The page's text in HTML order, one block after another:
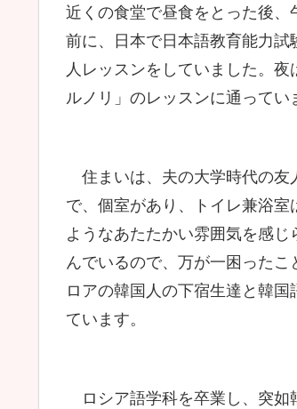
近くの食堂で昼食をとった後、
前に、日本で日本語教育能力
人レッスンをしていました。
ルノリ」のレッスンに通ってい
住まいは、夫の大学時代の友
で、個室があり、トイレ兼浴
ようなあたたかい雰囲気を感
んでいるので、万が一困った
ロアの韓国人の下宿生達と韓
ています。
ロシア語学科を卒業し、突如